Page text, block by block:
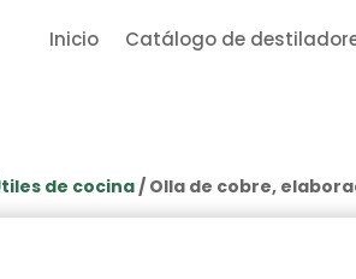
Inicio Catálogo de
de cocina / Olla de cobre,